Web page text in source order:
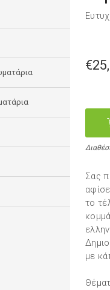
Σας
το
με